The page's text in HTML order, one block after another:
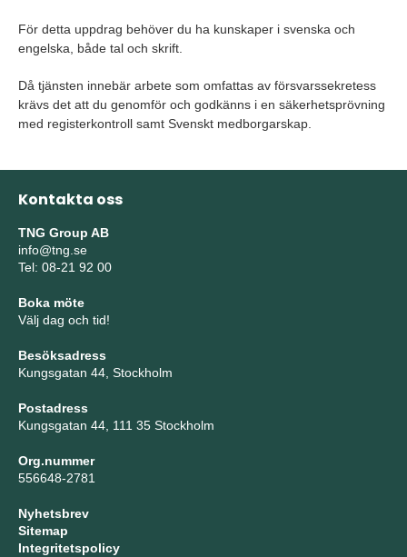
För detta uppdrag behöver du ha kunskaper i svenska och
engelska, både tal och skrift.
Då tjänsten innebär arbete som omfattas av försvarssekretess
krävs det att du genomför och godkänns i en säkerhetsprövning
med registerkontroll samt Svenskt medborgarskap.
Kontakta oss
TNG Group AB
info@tng.se
Tel: 08-21 92 00
Boka möte
Välj dag och tid!
Besöksadress
Kungsgatan 44, Stockholm
Postadress
Kungsgatan 44, 111 35 Stockholm
Org.nummer
556648-2781
Nyhetsbrev
Sitemap
Integritetspolicy